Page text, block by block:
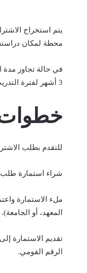
محطة لمكان
3 أشهر لفترة التدريب العملي.
خطوات
للتقدم بطلب
شراء استمارة طلب
ملء الاستمارة
المعهد، أو الجامعة).
تقديم الاستمارة
الرقم القومي.